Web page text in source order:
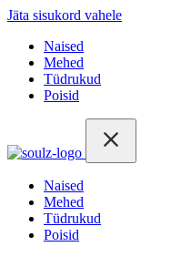
Jäta sisukord vahele
Naised
Mehed
Tüdrukud
Poisid
Naised
Mehed
Tüdrukud
Poisid